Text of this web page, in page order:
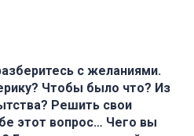
с желаниями.
Чтобы было что? Из
Решить свои
этот вопрос… Чего вы